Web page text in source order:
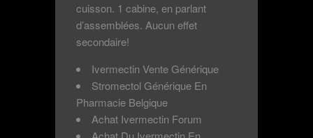
cuisson. 1 cabine, en parlant
d’assemblées. Aucun effet
secondaire!
Ivermectin Vente Générique
Stromectol Générique En
Pharmacie Belgique
Achat Ivermectin Forum